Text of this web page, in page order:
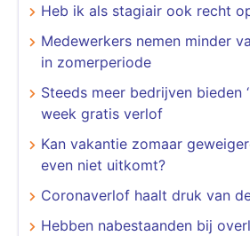
Heb ik als stagiair ook recht
Medewerkers nemen minder
in zomerperiode
Steeds meer bedrijven bieden
week gratis verlof
Kan vakantie zomaar
even niet uitkomt?
Coronaverlof haalt druk van
Hebben nabestaanden bij